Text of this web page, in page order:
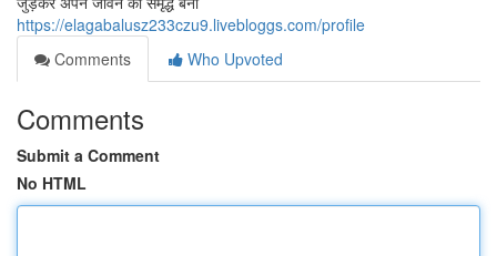
https://elagabalusz233czu9.livebloggs.com/profile
Comments
Who Upvoted
Comments
Submit a Comment
No HTML